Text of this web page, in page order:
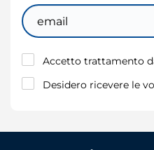
Email
Accetto trattamento
Desidero ricevere le